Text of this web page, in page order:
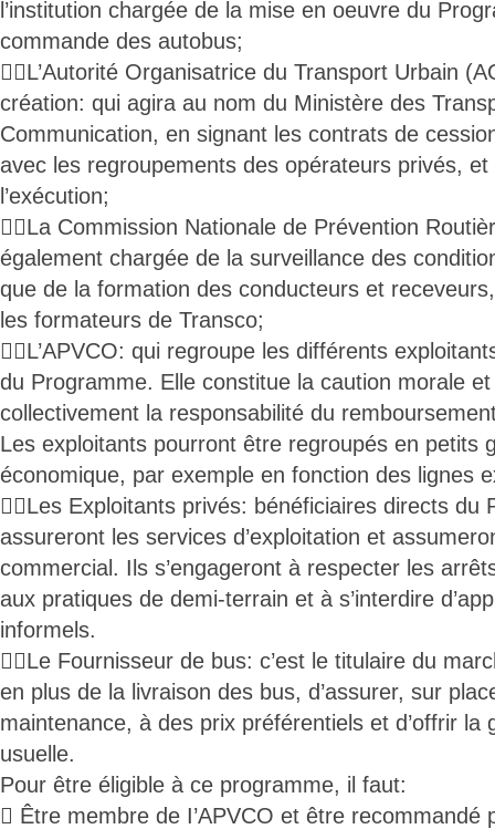
l’institution chargée de la mise en oeuvre du
commande des autobus;
L’Autorité Organisatrice du Transport Urbain
création: qui agira au nom du Ministère des
Communication, en signant les contrats de
avec les regroupements des opérateurs privés,
l’exécution;
La Commission Nationale de Prévention
également chargée de la surveillance des
que de la formation des conducteurs et
les formateurs de Transco;
L’APVCO: qui regroupe les différents
du Programme. Elle constitue la caution morale
collectivement la responsabilité du
Les exploitants pourront être regroupés en petits
économique, par exemple en fonction des lignes
Les Exploitants privés: bénéficiaires directs du
assureront les services d’exploitation et
commercial. Ils s’engageront à respecter les
aux pratiques de demi-terrain et à s’interdire
informels.
Le Fournisseur de bus: c’est le titulaire du
en plus de la livraison des bus, d’assurer, sur
maintenance, à des prix préférentiels et d’offrir la
usuelle.
Pour être éligible à ce programme, il faut:
 Être membre de I’APVCO et être recommandé